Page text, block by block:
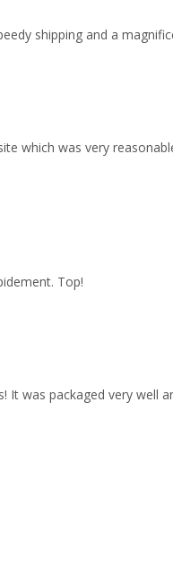
shipping and a
which was very
Top!
It was packaged very well